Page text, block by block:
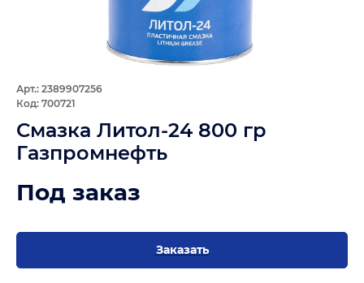
Арт.: 2389907256
Код: 700721
Смазка Литол-24 800 гр
Газпромнефть
Под заказ
Заказать